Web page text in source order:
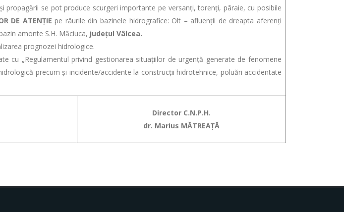
se pot produce scurgeri importante pe versanţi, torenţi, pâraie, cu posibile
DE ATENŢIE pe râurile din bazinele hidrografice: Olt – afluenții de dreapta aferenți
amonte S.H. Măciuca, județul Vâlcea.
prognozei hidrologice.
„Regulamentul privind gestionarea situațiilor de urgență generate de fenomene
precum și incidente/accidente la construcții hidrotehnice, poluări accidentate
Director C.N.P.H.
dr. Marius MĂTREAȚĂ